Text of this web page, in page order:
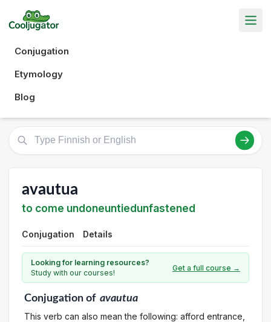
Conjugation
Etymology
Blog
avautua
to come undoneuntiedunfastened
Conjugation Details
Looking for learning resources?
Study with our courses!
Get a full course →
Conjugationof avautua
This verb can also mean the following: afford entrance,